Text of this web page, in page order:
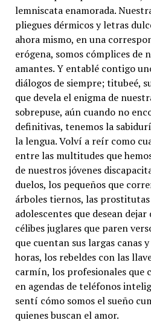
lemniscata enamorada.
pliegues dérmicos y letras
ahora mismo, en una
erógena, somos cómplices de
amantes. Y entablé contigo
diálogos de siempre; titubeé,
que devela el enigma de
sobrepuse, aún cuando no
definitivas, tenemos la
la lengua. Volví a reír como
entre las multitudes que
de nuestros jóvenes
duelos, los pequeños que
árboles tiernos, las prostitutas
adolescentes que desean
célibes juglares que paren
que cuentan sus largas canas
horas, los rebeldes con las
carmín, los profesionales que
en agendas de teléfonos
sentí cómo somos el sueño
quienes buscan el amor.